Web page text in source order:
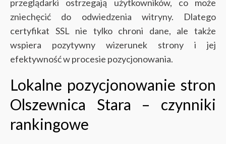
przeglądarki ostrzegają użytkowników, co może
zniechęcić do odwiedzenia witryny. Dlatego
certyfikat SSL nie tylko chroni dane, ale także
wspiera pozytywny wizerunek strony i jej
efektywność w procesie pozycjonowania.
Lokalne pozycjonowanie stron
Olszewnica Stara – czynniki
rankingowe